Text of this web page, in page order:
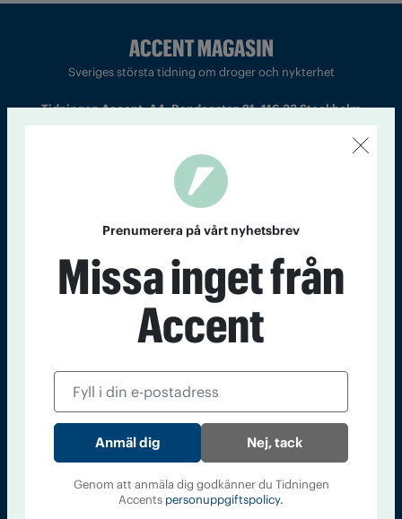
Sveriges största tidning om droger och nykterhet
Tidningen Accent, A4, Bondegatan 21, 116 33 Stockholm
Chefredaktör och ansvarig utgivare: Barbro Janson Lundkvist,
barbro@a4.se.
Kontakt Om Tidningen Tidningsarkiv In English
Läs tidigare
Accent
Prenumerera på vårt nyhetsbrev
Missa inget från
Accent
Nej, tack
Genom att anmäla dig godkänner du Tidningen
Accents personuppgiftspolicy.